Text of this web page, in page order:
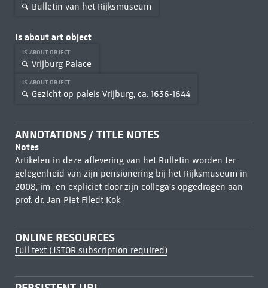
Bulletin van het Rijksmuseum
Is about art object
IS ABOUT OBJECT
Vrijburg Palace
IS ABOUT OBJECT
Gezicht op paleis Vrijburg, ca. 1636-1644
ANNOTATIONS / TITLE NOTES
Notes
Artikelen in deze aflevering van het Bulletin worden ter
gelegenheid van zijn pensionering bij het Rijksmuseum in
2008, im- en expliciet door zijn collega's opgedragen aan
prof. dr. Jan Piet Filedt Kok
ONLINE RESOURCES
Full text (JSTOR subscription required)